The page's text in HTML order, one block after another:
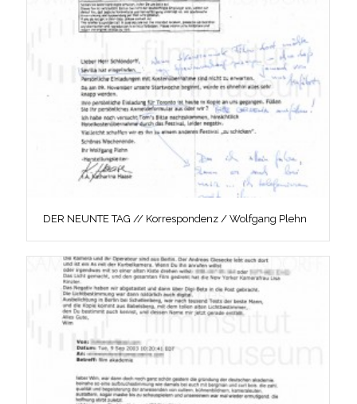
DER NEUNTE TAG // Korrespondenz / Wolfgang Plehn